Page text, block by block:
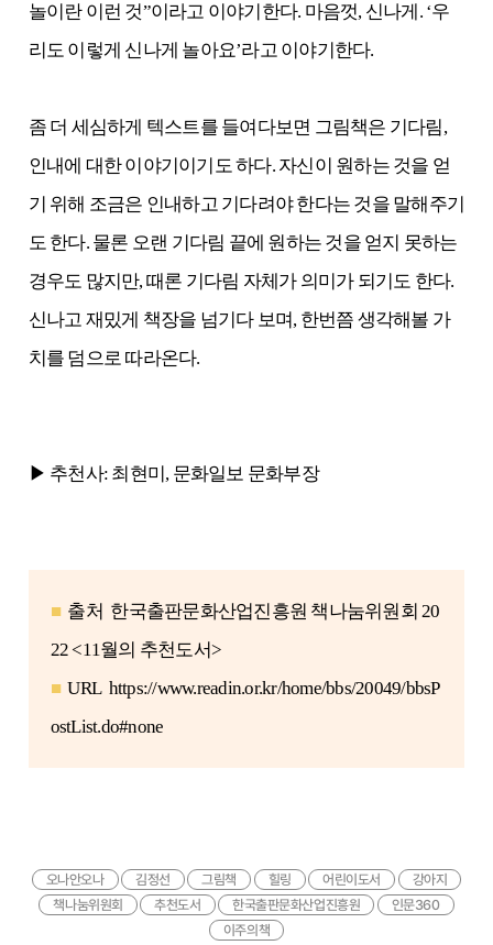
놀이란 이런 것”이라고 이야기한다. 마음껏, 신나게. ‘우
리도 이렇게 신나게 놀아요’라고 이야기한다.
좀 더 세심하게 텍스트를 들여다보면 그림책은 기다림,
인내에 대한 이야기이기도 하다. 자신이 원하는 것을 얻
기 위해 조금은 인내하고 기다려야 한다는 것을 말해주기
도 한다. 물론 오랜 기다림 끝에 원하는 것을 얻지 못하는
경우도 많지만, 때론 기다림 자체가 의미가 되기도 한다.
신나고 재밌게 책장을 넘기다 보며, 한번쯤 생각해볼 가
치를 덤으로 따라온다.
▶ 추천사: 최현미, 문화일보 문화부장
■ 출처 한국출판문화산업진흥원 책나눔위원회 20
22 <11월의 추천도서>
■URL https://www.readin.or.kr/home/bbs/20049/bbsP
ostList.do#none
오나안오나 김정선 그림책 힐링 어린이도서
강아지
책나눔위원회
추천도서 한국출판문화산업진흥원
인문360
이주의책